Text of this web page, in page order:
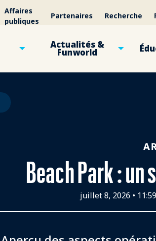
Affaires
publiques
Partenaires Recherche
Actualités &
Funworld
Beach Park :
juillet 8, 2026 •